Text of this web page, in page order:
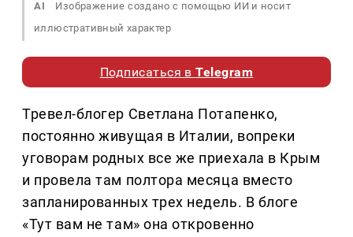
AI
Изображение создано с помощью ИИ и носит
иллюстративный характер
Подписаться вTelegram
Тревел-блогер Светлана Потапенко,
постоянно живущая в Италии, вопреки
уговорам родных все же приехала в Крым
и провела там полтора месяца вместо
запланированных трех недель. В блоге
«Тут вам не там» она откровенно